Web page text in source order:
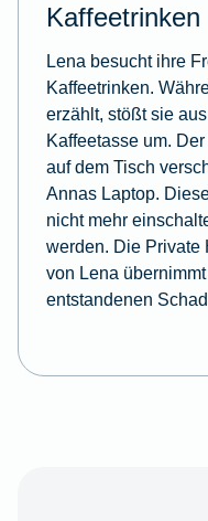
Kaffeetrinken
Lena besucht ihre
Kaffeetrinken.
erzählt, stößt sie
Kaffeetasse um.
auf dem Tisch
Annas Laptop.
nicht mehr
werden. Die Private
von Lena
entstandenen